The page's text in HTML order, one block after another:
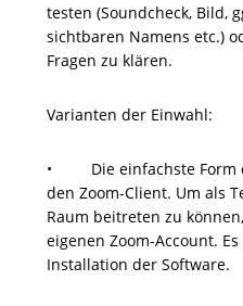
testen (Soundcheck, Bild,
sichtbaren Namens etc.)
Fragen zu klären.
Varianten der Einwahl:
• Die einfachste Form
den Zoom-Client. Um als
Raum beitreten zu
eigenen Zoom-Account.
Installation der Software.